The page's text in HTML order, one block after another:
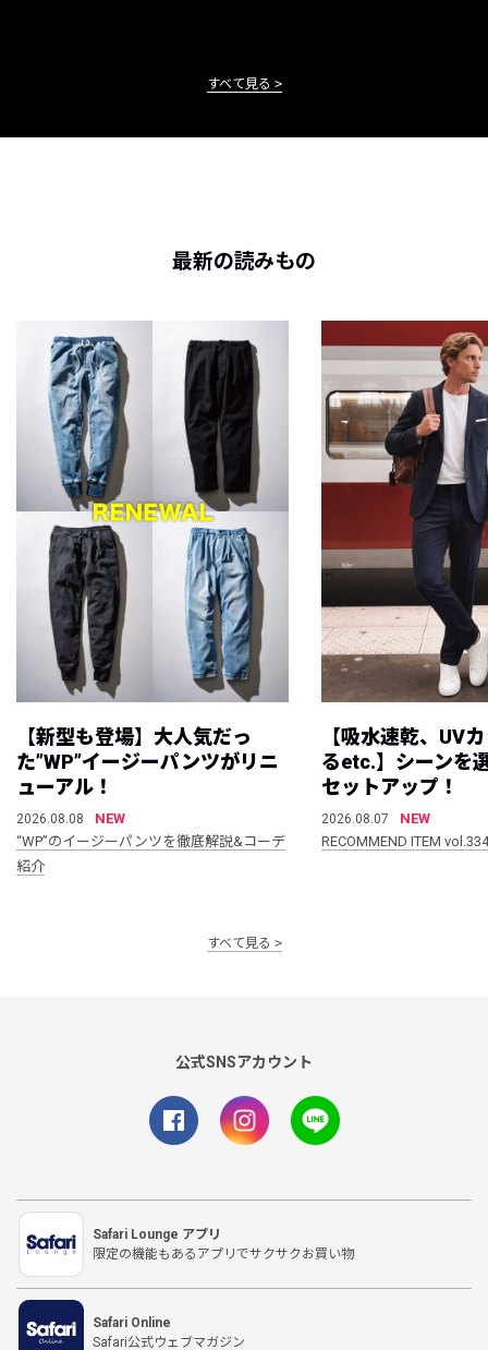
すべて見る
最新の読みもの
【新型も登場】大人気だっ
た”WP”イージーパンツがリニ
ューアル！
2026.08.08
NEW
“WP”のイージーパンツを徹底解説&コーデ
紹介
【吸水速乾、UV
るetc.】シーンを
セットアップ！
2026.08.07
NEW
RECOMMEND ITEM vol.334
すべて見る
公式SNSアカウント
Safari Lounge アプリ
限定の機能もあるアプリでサクサクお買い物
Safari Online
Safari公式ウェブマガジン